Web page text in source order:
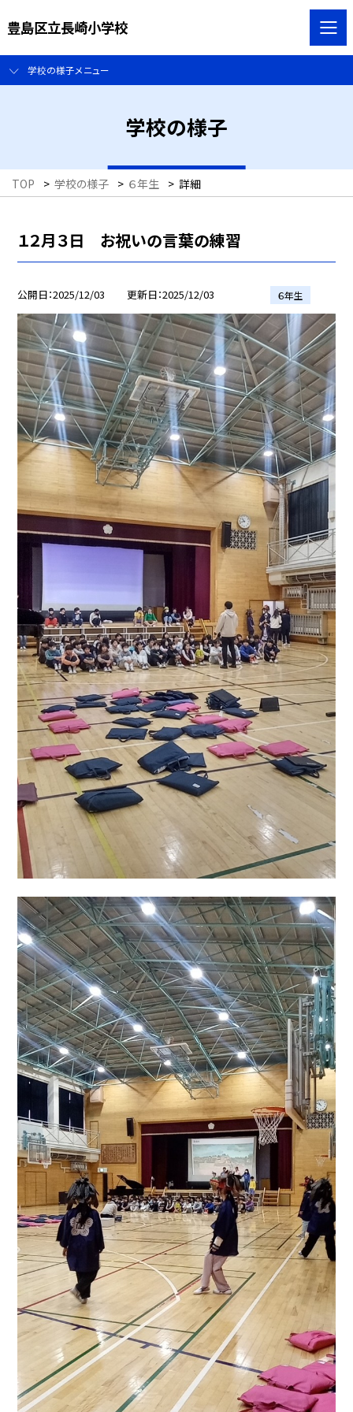
豊島区立長崎小学校
学校の様子メニュー
学校の様子
TOP > 学校の様子 > ６年生 > 詳細
１２月３日 お祝いの言葉の練習
公開日 2025/12/03 更新日 2025/12/03 ６年生